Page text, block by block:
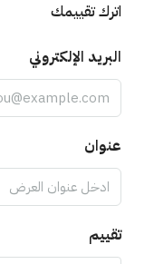
اترك تقييمك
البريد الإلكتروني
عنوان
تقييم